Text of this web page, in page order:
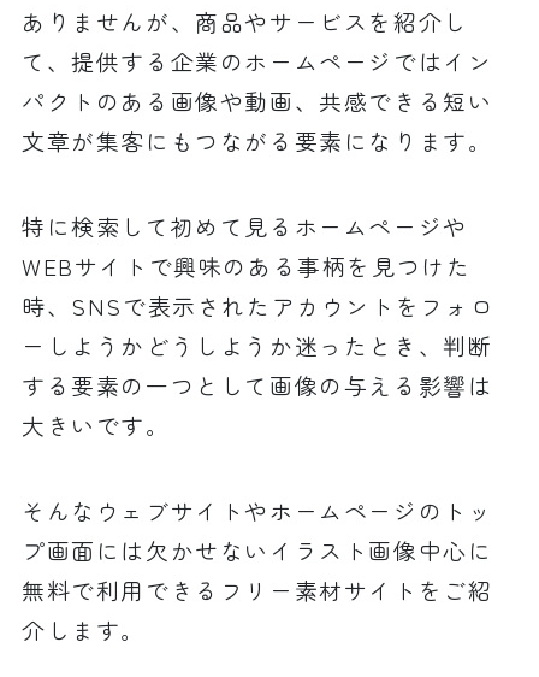
ありませんが、商品やサービスを紹介し
て、提供する企業のホームページではイン
パクトのある画像や動画、共感できる短い
文章が集客にもつながる要素になります。
特に検索して初めて見るホームページや
WEBサイトで興味のある事柄を見つけた
時、SNSで表示されたアカウントをフォロ
ーしようかどうしようか迷ったとき、判断
する要素の一つとして画像の与える影響は
大きいです。
そんなウェブサイトやホームページのトッ
プ画面には欠かせないイラスト画像中心に
無料で利用できるフリー素材サイトをご紹
介します。